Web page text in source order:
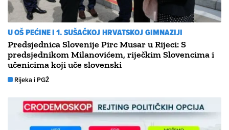
U OŠ PEĆINE I 1. SUŠAČKOJ HRVATSKOJ GIMNAZIJI
Predsjednica Slovenije Pirc Musar u Rijeci: S
predsjednikom Milanovićem, riječkim Slovencima i
učenicima koji uče slovenski
Rijeka i PGŽ